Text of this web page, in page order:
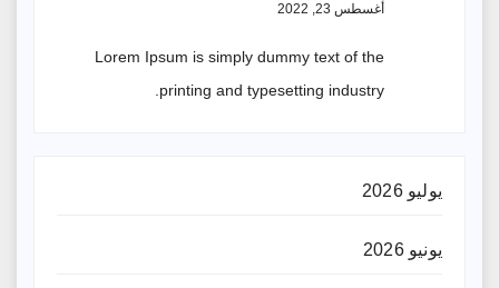
أغسطس 23, 2022
Lorem Ipsum is simply dummy text of the
printing and typesetting industry.
يوليو 2026
يونيو 2026